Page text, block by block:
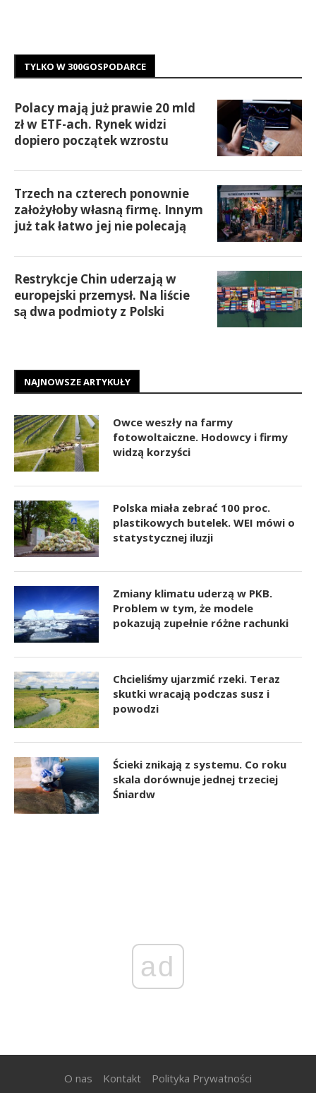
TYLKO W 300GOSPODARCE
Polacy mają już prawie 20 mld
zł w ETF-ach. Rynek widzi
dopiero początek wzrostu
Trzech na czterech ponownie
założyłoby własną firmę. Innym
już tak łatwo jej nie polecają
Restrykcje Chin uderzają w
europejski przemysł. Na liście
są dwa podmioty z Polski
NAJNOWSZE ARTYKUŁY
Owce weszły na farmy
fotowoltaiczne. Hodowcy i firmy
widzą korzyści
Polska miała zebrać 100 proc.
plastikowych butelek. WEI mówi o
statystycznej iluzji
Zmiany klimatu uderzą w PKB.
Problem w tym, że modele
pokazują zupełnie różne rachunki
Chcieliśmy ujarzmić rzeki. Teraz
skutki wracają podczas susz i
powodzi
Ścieki znikają z systemu. Co roku
skala dorównuje jednej trzeciej
Śniardw
ad
O nas Kontakt Polityka Prywatności